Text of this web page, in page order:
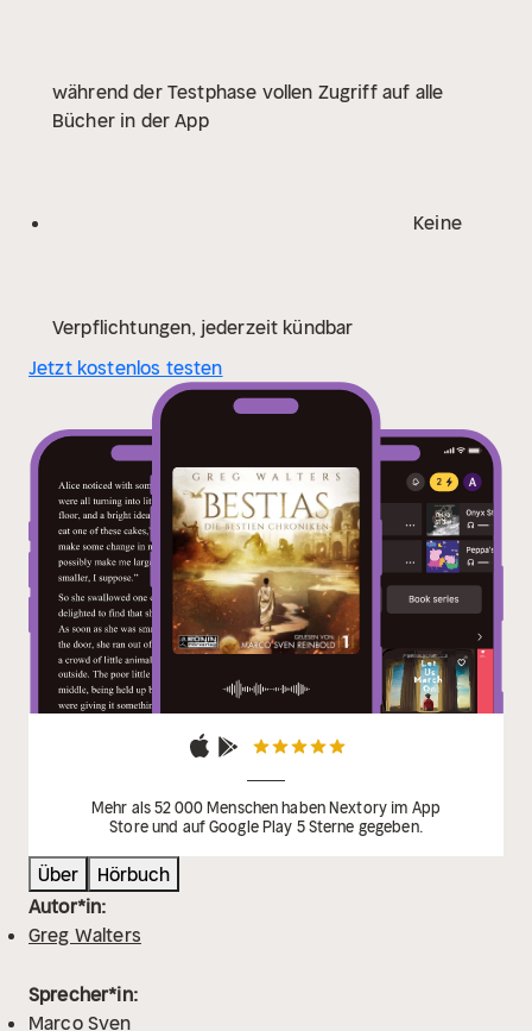
während der Testphase vollen Zugriff auf alle
Bücher in der App
Keine
Verpflichtungen, jederzeit kündbar
Jetzt kostenlos testen
Mehr als 52 000 Menschen haben Nextory im App
Store und auf Google Play 5 Sterne gegeben.
Über
Hörbuch
Autor*in:
Greg Walters
Sprecher*in:
Marco Sven